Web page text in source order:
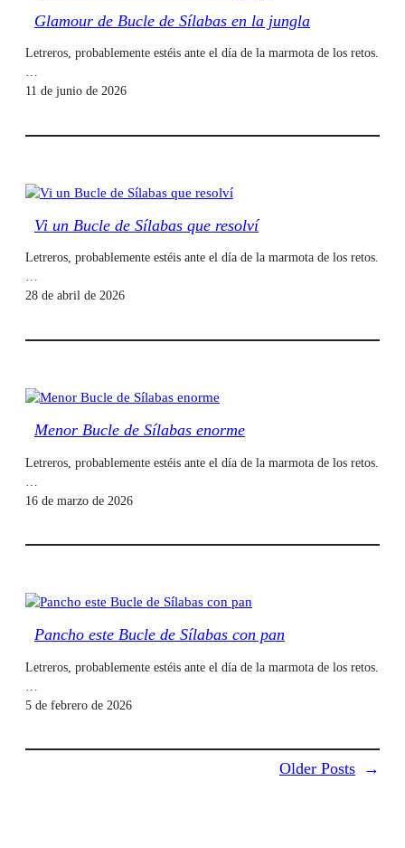
Glamour de Bucle de Sílabas en la jungla
Letreros, probablemente estéis ante el día de la marmota de los retos.
…
11 de junio de 2026
Vi un Bucle de Sílabas que resolví
Letreros, probablemente estéis ante el día de la marmota de los retos.
…
28 de abril de 2026
Menor Bucle de Sílabas enorme
Letreros, probablemente estéis ante el día de la marmota de los retos.
16 de marzo de 2026
Pancho este Bucle de Sílabas con pan
Letreros, probablemente estéis ante el día de la marmota de los retos.
5 de febrero de 2026
Older Posts →